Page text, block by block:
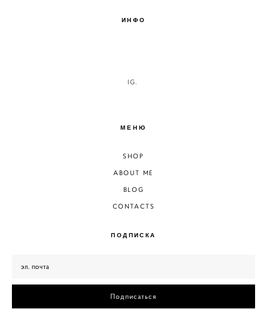
ИНФО
IG.
МЕНЮ
SHOP
ABOUT ME
BLOG
CONTACTS
ПОДПИСКА
Подписаться